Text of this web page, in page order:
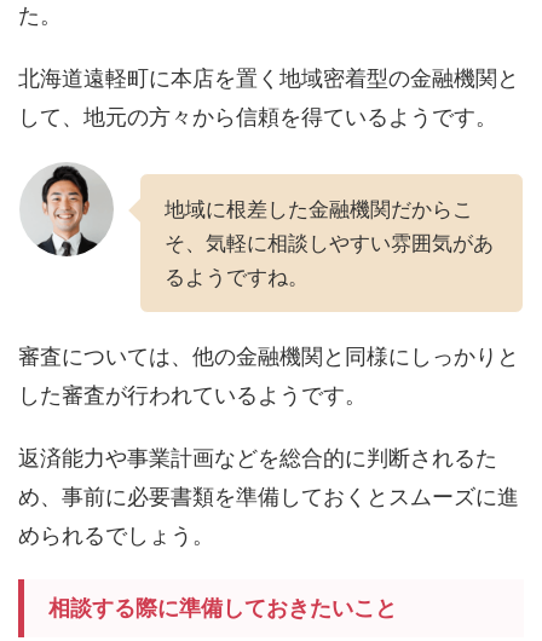
た。
北海道遠軽町に本店を置く地域密着型の金融機関と
して、地元の方々から信頼を得ているようです。
地域に根差した金融機関だからこ
そ、気軽に相談しやすい雰囲気があ
るようですね。
審査については、他の金融機関と同様にしっかりと
した審査が行われているようです。
返済能力や事業計画などを総合的に判断されるた
め、事前に必要書類を準備しておくとスムーズに進
められるでしょう。
相談する際に準備しておきたいこと